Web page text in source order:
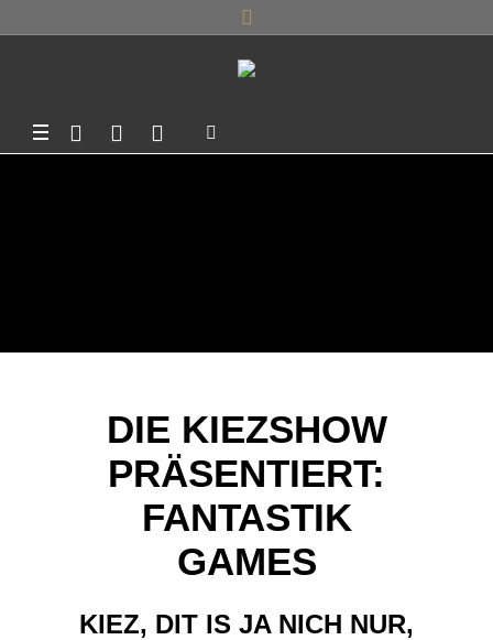
DIE KIEZSHOW
PRÄSENTIERT:
FANTASTIK
GAMES
KIEZ, DIT IS JA NICH NUR,